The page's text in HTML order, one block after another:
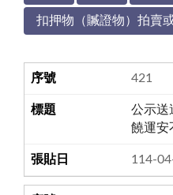
扣押物（贓證物）拍賣
421
公示送
饒運安
114-